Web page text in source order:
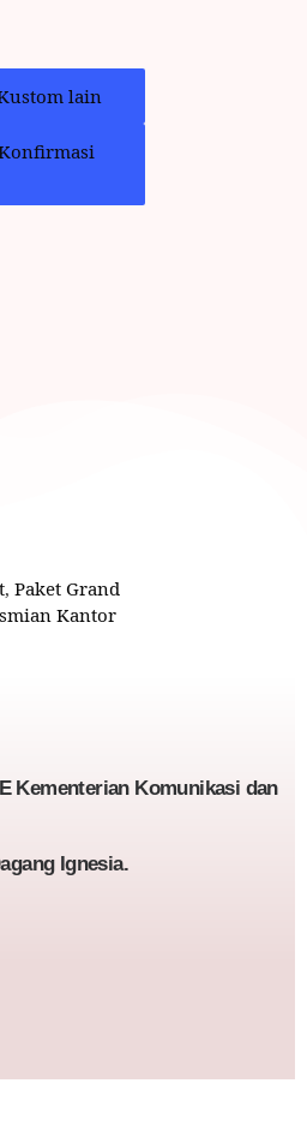
lain
, Paket Grand
Kantor
Kementerian Komunikasi dan
Ignesia.